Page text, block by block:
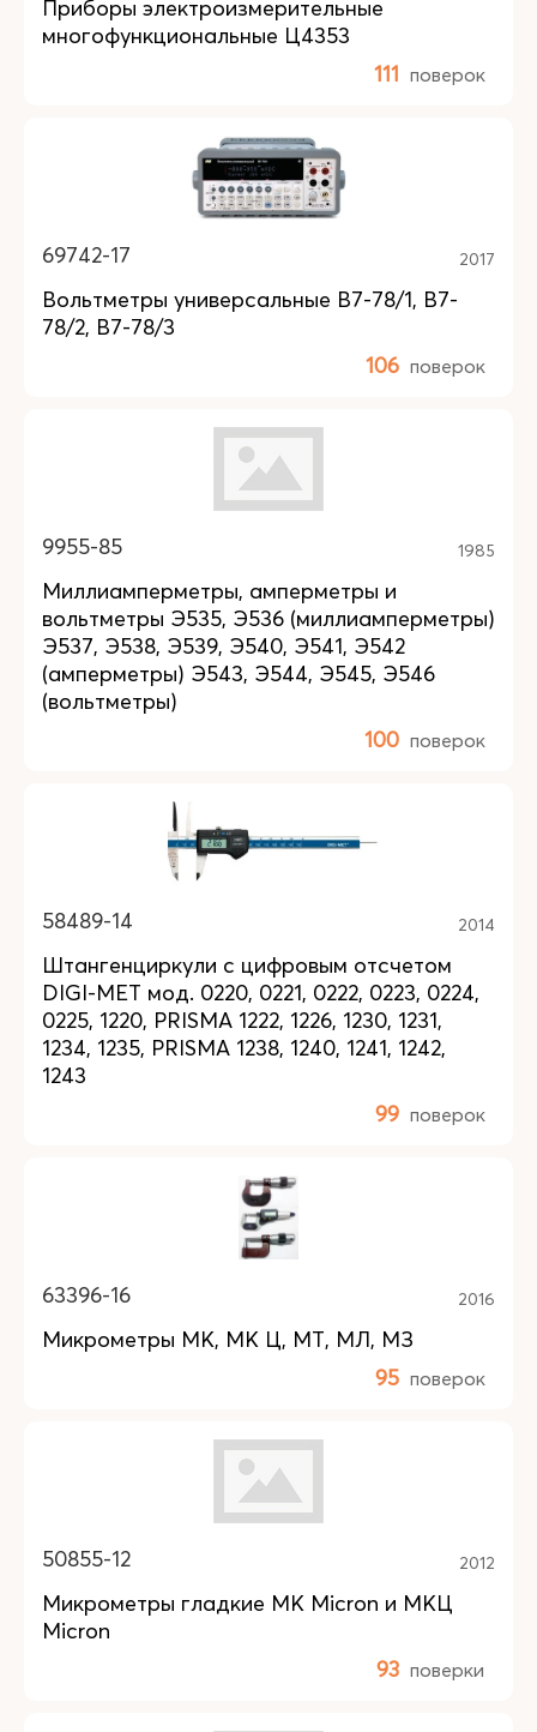
Приборы электроизмерительные
многофункциональные Ц4353
111 поверок
69742-17 2017
Вольтметры универсальные B7-78/1, B7-
78/2, B7-78/3
106 поверок
9955-85 1985
Миллиамперметры, амперметры и
вольтметры Э535, Э536 (миллиамперметры)
Э537, Э538, Э539, Э540, Э541, Э542
(амперметры) Э543, Э544, Э545, Э546
(вольтметры)
100 поверок
58489-14 2014
Штангенциркули с цифровым отсчетом
DIGI-MET мод. 0220, 0221, 0222, 0223, 0224,
0225, 1220, PRISMA 1222, 1226, 1230, 1231,
1234, 1235, PRISMA 1238, 1240, 1241, 1242,
1243
99 поверок
63396-16 2016
Микрометры МК, МК Ц, МТ, МЛ, МЗ
95 поверок
50855-12 2012
Микрометры гладкие МК Micron и МКЦ
Micron
93 поверки